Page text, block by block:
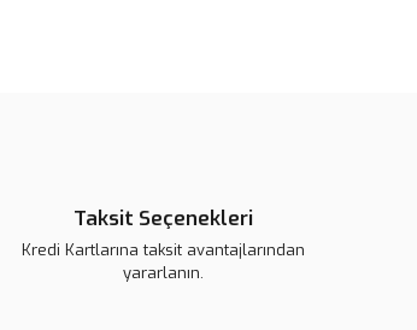
Taksit Seçenekleri
Kredi Kartlarına taksit avantajlarından
yararlanın.